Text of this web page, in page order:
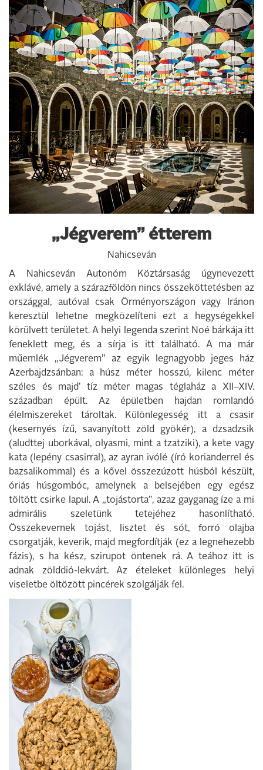
„Jégverem” étterem
Nahicseván
A Nahicseván Autonóm Köztársaság úgynevezett
exklávé, amely a szárazföldön nincs összeköttetésben az
országgal, autóval csak Örményországon vagy Iránon
keresztül lehetne megközelíteni ezt a hegységekkel
körülvett területet. A helyi legenda szerint Noé bárkája itt
feneklett meg, és a sírja is itt található. A ma már
műemlék „Jégverem” az egyik legnagyobb jeges ház
Azerbajdzsánban: a húsz méter hosszú, kilenc méter
széles és majd’ tíz méter magas téglaház a XII–XIV.
században épült. Az épületben hajdan romlandó
élelmiszereket tároltak. Különlegesség itt a csasir
(kesernyés ízű, savanyított zöld gyökér), a dzsadzsik
(aludttej uborkával, olyasmi, mint a tzatziki), a kete vagy
kata (lepény csasirral), az ayran ivólé (író korianderrel és
bazsalikommal) és a kővel összezúzott húsból készült,
óriás húsgombóc, amelynek a belsejében egy egész
töltött csirke lapul. A „tojástorta”, azaz gayganag íze a mi
admirális szeletünk tetejéhez hasonlítható.
Összekevernek tojást, lisztet és sót, forró olajba
csorgatják, keverik, majd megfordítják (ez a legnehezebb
fázis), s ha kész, szirupot öntenek rá. A teához itt is
adnak zölddió-lekvárt. Az ételeket különleges helyi
viseletbe öltözött pincérek szolgálják fel.